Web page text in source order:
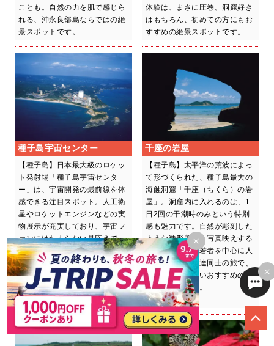
×
ことも。自然の力を肌で感じら
れる、沖永良部島ならではの絶
景スポットです。
体験は、まさに圧巻。洞窟好き
はもちろん、初めての方にもお
すすめの絶景スポットです。
種子島宇宙センター
【種子島】日本最大級のロケッ
ト発射場「種子島宇宙センタ
ー」は、宇宙開発の最前線を体
感できる注目スポット。人工衛
星やロケットエンジンなどの実
物展示が充実しており、宇宙フ
ァンにはたまらない見応えで
す。事前予約をすれば、専門ガ
イドによる無料の施設案内ツア
ーにも参加可能。宇宙への夢が
ぐっと身近に感じられる貴重な
体験をぜひ！
千座の岩屋
【種子島】太平洋の荒波によっ
て形づくられた、種子島最大の
海蝕洞窟「千座（ちくら）の岩
屋」。洞窟内に入れるのは、1
日2回の干潮時のみという特別
感も魅力です。自然が彫刻した
ような造形美は、写真映えする
スポットとして若者を中心に人
気急上昇中。友達同士の旅で、
ぜひ立ち寄りたいおすすめの絶
景ポイントです。
×